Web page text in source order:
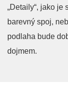
„Detaily“, jako je
barevný spoj,
podlaha bude
dojmem.